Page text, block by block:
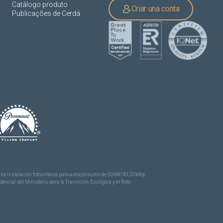
Catálogo produto
Publicações de Cerdá
Criar una conta
instalación fotovoltaica para autoconsumo de 50kW/43,20kWp
del Ministerio para la Transición Ecológica y el Reto